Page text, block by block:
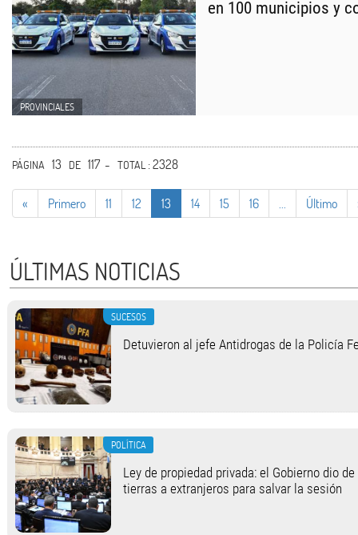
PROVINCIALES
en 100 municipios y
PÁGINA 13 DE 117 - TOTAL: 2328
« Primero 11 12 13 14 15 16 Último
ÚLTIMAS NOTICIAS
SUCESOS
Detuvieron al jefe Antidrogas de la Policía
POLÍTICA
Ley de propiedad privada: el Gobierno dio
tierras a extranjeros para salvar la sesión